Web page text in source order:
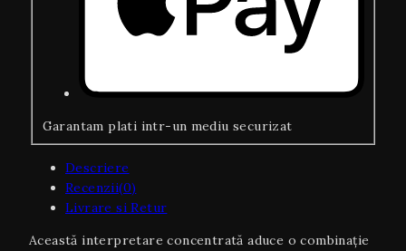
Garantam plati intr-un mediu securizat
Descriere
Recenzii(0)
Livrare si Retur
Această interpretare concentrată aduce o combinație